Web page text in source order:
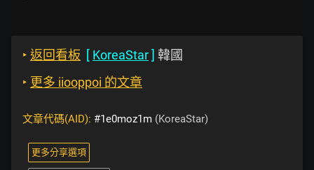
‣ 返回看板 [ KoreaStar] 韓國
‣ 更多 iiooppoi 的文章
文章代碼(AID): #1e0moz1m (KoreaStar)
更多分享選項